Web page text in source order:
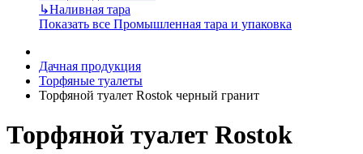
↳Наливная тара
Показать все Промышленная тара и упаковка
Дачная продукция
Торфяные туалеты
Торфяной туалет Rostok черный гранит
Торфяной туалет Rostok